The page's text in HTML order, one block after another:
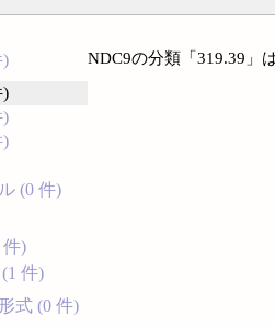
)
)
)
)
(0 件)
件)
件)
式 (0 件)
NDC9の分類「319.39」